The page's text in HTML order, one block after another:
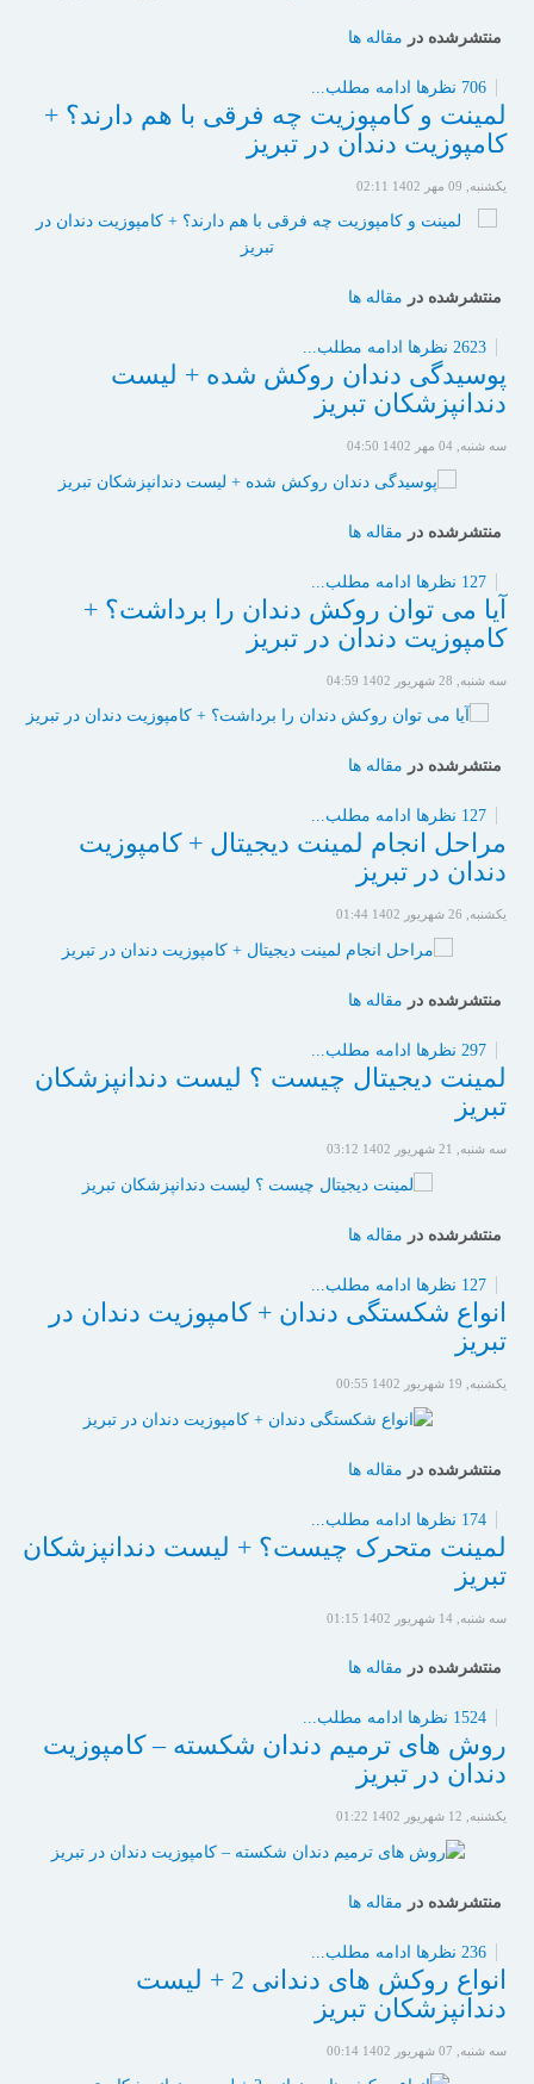
منتشرشده در مقاله ها
706 نظرها ادامه مطلب...
لمینت و کامپوزیت چه فرقی با هم دارند؟ +
کامپوزیت دندان در تبریز
یکشنبه, 09 مهر 1402 02:11
منتشرشده در مقاله ها
2623 نظرها ادامه مطلب...
پوسیدگی دندان روکش شده + لیست
دندانپزشکان تبریز
سه شنبه, 04 مهر 1402 04:50
منتشرشده در مقاله ها
127 نظرها ادامه مطلب...
آیا می توان روکش دندان را برداشت؟ +
کامپوزیت دندان در تبریز
سه شنبه, 28 شهریور 1402 04:59
منتشرشده در مقاله ها
127 نظرها ادامه مطلب...
مراحل انجام لمینت دیجیتال + کامپوزیت
دندان در تبریز
یکشنبه, 26 شهریور 1402 01:44
منتشرشده در مقاله ها
297 نظرها ادامه مطلب...
لمینت دیجیتال چیست ؟ لیست دندانپزشکان
تبریز
سه شنبه, 21 شهریور 1402 03:12
منتشرشده در مقاله ها
127 نظرها ادامه مطلب...
انواع شکستگی دندان + کامپوزیت دندان در
تبریز
یکشنبه, 19 شهریور 1402 00:55
منتشرشده در مقاله ها
174 نظرها ادامه مطلب...
لمینت متحرک چیست؟ + لیست دندانپزشکان
تبریز
سه شنبه, 14 شهریور 1402 01:15
منتشرشده در مقاله ها
1524 نظرها ادامه مطلب...
روش های ترمیم دندان شکسته – کامپوزیت
دندان در تبریز
یکشنبه, 12 شهریور 1402 01:22
منتشرشده در مقاله ها
236 نظرها ادامه مطلب...
انواع روکش های دندانی 2 + لیست
دندانپزشکان تبریز
سه شنبه, 07 شهریور 1402 00:14